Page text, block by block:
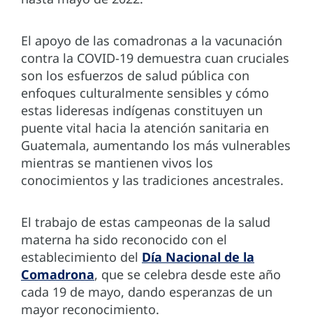
El apoyo de las comadronas a la vacunación
contra la COVID-19 demuestra cuan cruciales
son los esfuerzos de salud pública con
enfoques culturalmente sensibles y cómo
estas lideresas indígenas constituyen un
puente vital hacia la atención sanitaria en
Guatemala, aumentando los más vulnerables
mientras se mantienen vivos los
conocimientos y las tradiciones ancestrales.
El trabajo de estas campeonas de la salud
materna ha sido reconocido con el
establecimiento del Día Nacional de la
Comadrona, que se celebra desde este año
cada 19 de mayo, dando esperanzas de un
mayor reconocimiento.